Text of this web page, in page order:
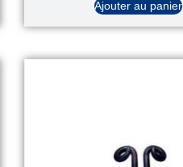
Ajouter au panier